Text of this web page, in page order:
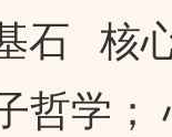
核
哲学；